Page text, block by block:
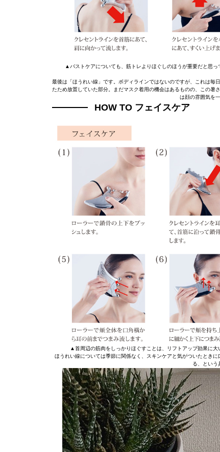
▲バストケアについても、筋トレよりほぐしのほうが重要だと思っ
最後は「ほうれい線」です。ボディラインではないのですが、これは
たため放置していた部分。まだマスク着用の機会はあるものの、この
は顔の雰囲気を
HOW TO フェイスケア
▲首周辺の筋肉をしっかりほぐすことは、リフトアップ効果に
ほうれい線については季節に関係なく、スキンケアと気がついたとき
る、という